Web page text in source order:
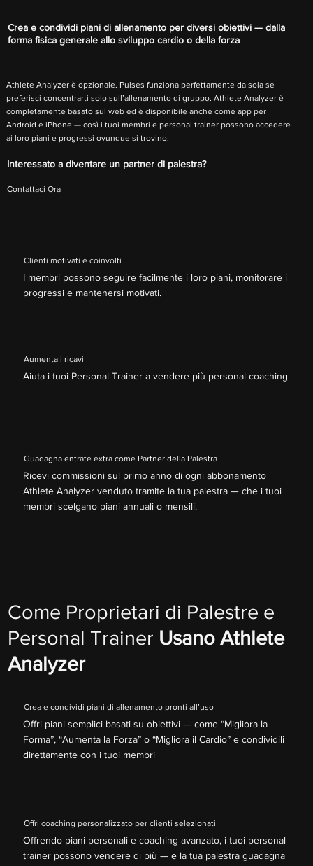
Crea e condividi piani di allenamento per diversi obiettivi — dalla
forma fisica generale allo sviluppo cardio o della forza
Clienti motivati e coinvolti
I membri possono seguire facilmente i loro piani, monitorare i
progressi e mantenersi motivati.
Aumenta i ricavi
Aiuta i tuoi Personal Trainer a vendere più personal coaching
Guadagna entrate extra come Partner della Palestra
Ricevi commissioni sul primo anno di ogni abbonamento
Athlete Analyzer venduto tramite la tua palestra — che i tuoi
membri scelgano piani annuali o mensili.
Athlete Analyzer è opzionale. Pulses funziona perfettamente da sola se
preferisci concentrarti solo sull’allenamento di gruppo. Athlete Analyzer è
completamente basato sul web ed è disponibile anche come app per
Android e iPhone — così i tuoi membri e personal trainer possono accedere
ai loro piani e progressi ovunque si trovino.
Interessato a diventare un partner di palestra?
Contattaci Ora
Crea e condividi piani di allenamento pronti all’uso
Offri piani semplici basati su obiettivi — come “Migliora la
Forma”, “Aumenta la Forza” o “Migliora il Cardio” e condividili
direttamente con i tuoi membri
Offri coaching personalizzato per clienti selezionati
Offrendo piani personali e coaching avanzato, i tuoi personal
trainer possono vendere di più — e la tua palestra guadagna
Come Proprietari di Palestre e
Personal Trainer Usano Athlete
Analyzer